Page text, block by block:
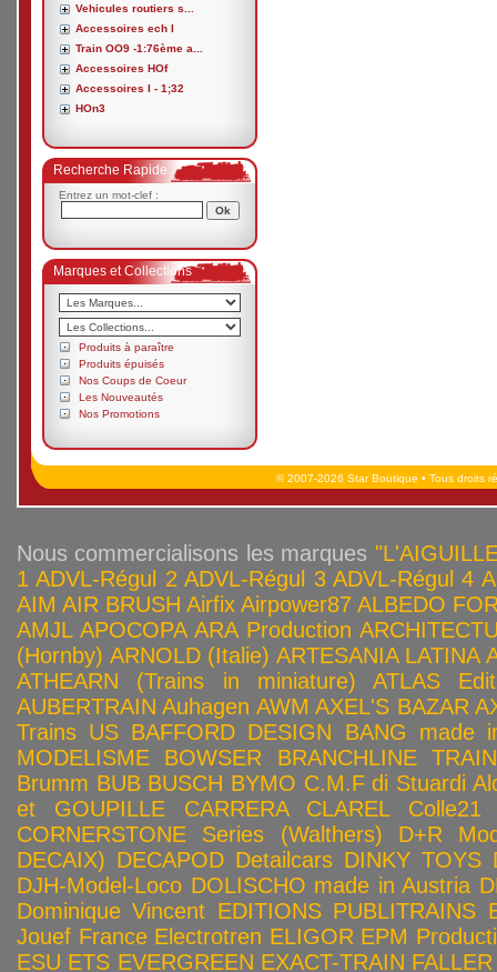
Vehicules routiers s...
Accessoires ech I
Train OO9 -1:76ème a...
Accessoires HOf
Accessoires I - 1;32
HOn3
Recherche Rapide
Entrez un mot-clef :
Marques et Collections
Produits à paraître
Produits épuisés
Nos Coups de Coeur
Les Nouveautés
Nos Promotions
© 2007-2026 Star Boutique • Tous droits
Nous commercialisons les marques
1 ADVL-Régul 2 ADVL-Régul 3 ADVL-Régul 4
AIM AIR BRUSH Airfix Airpower87 ALBEDO
AMJL APOCOPA ARA Production
(Hornby) ARNOLD (Italie) ARTESANIA LATINA
ATHEARN (Trains in miniature)
ATLAS
AUBERTRAIN Auhagen AWM AXEL'S BAZAR
Trains US BAFFORD DESIGN
BANG made
MODELISME
BOWSER
BRANCHLINE
Brumm BUB BUSCH BYMO C.M.F di Stuardi
et GOUPILLE
CARRERA CLAREL
Colle21
CORNERSTONE Series (Walthers)
D+R
DECAIX) DECAPOD Detailcars DINKY TOYS
DJH-Model-Loco DOLISCHO made in Austria
Dominique Vincent EDITIONS PUBLITRAINS
Jouef France Electrotren ELIGOR EPM
ESU ETS EVERGREEN EXACT-TRAIN FALLER